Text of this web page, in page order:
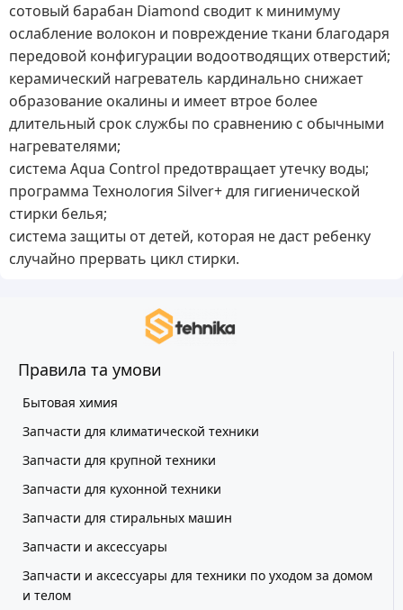
сотовый барабан Diamond сводит к минимуму
ослабление волокон и повреждение ткани благодаря
передовой конфигурации водоотводящих отверстий;
керамический нагреватель кардинально снижает
образование окалины и имеет втрое более
длительный срок службы по сравнению с обычными
нагревателями;
система Aqua Control предотвращает утечку воды;
программа Технология Silver+для гигиенической
стирки белья;
система защиты от детей, которая не даст ребенку
случайно прервать цикл стирки.
Правила та умови
Бытовая химия
Запчасти для климатической техники
Запчасти для крупной техники
Запчасти для кухонной техники
Запчасти для стиральных машин
Запчасти и аксессуары
Запчасти и аксессуары для техники по уходом за домом
и телом